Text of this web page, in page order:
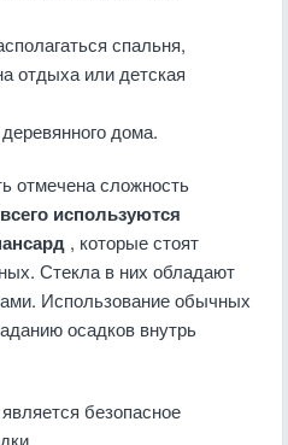
спальня,
отдыха или детская
дома.
отмечена сложность
используются
, которые стоят
Стекла в них обладают
Использование обычных
осадков внутрь
безопасное